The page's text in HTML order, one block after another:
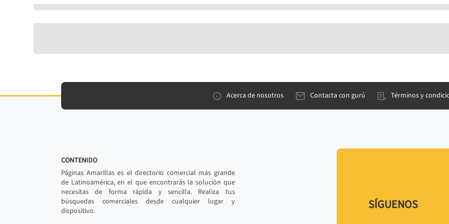
Acerca de nosotros Contacta con gurú Términos y
CONTENIDO
Páginas Amarillas es el directorio comercial más grande
de Latinoamérica, en el que encontrarás la solución que
necesitas de forma rápida y sencilla. Realiza tus
búsquedas comerciales desde cualquier lugar y
dispositivo.
SÍGUENOS